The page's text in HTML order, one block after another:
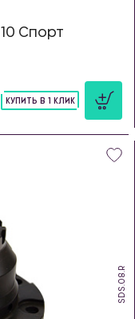
Спорт
КУПИТЬ В 1 КЛИК
SDS.08.R